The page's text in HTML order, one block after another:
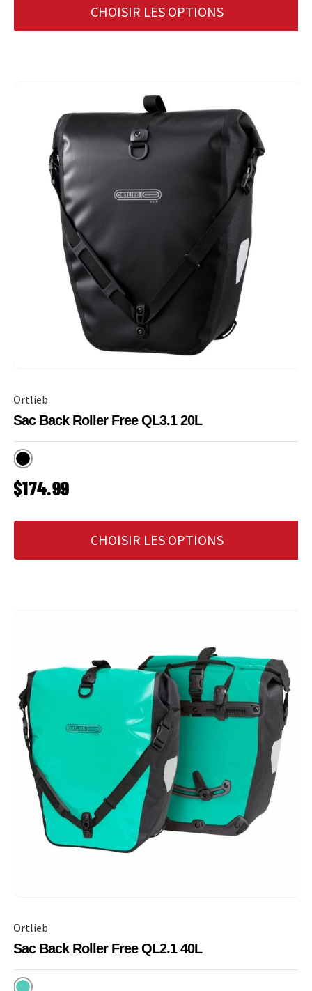
CHOISIR LES OPTIONS
Ortlieb
Sac Back Roller Free QL3.1 20L
Noir
PRIX HABITUEL
$174.99
CHOISIR LES OPTIONS
Ortlieb
Sac Back Roller Free QL2.1 40L